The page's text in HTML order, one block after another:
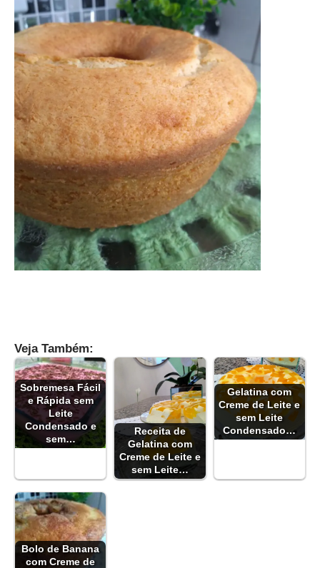
Veja Também:
Sobremesa Fácil
e Rápida sem
Leite
Condensado e
sem…
Receita de
Gelatina com
Creme de Leite e
sem Leite…
Gelatina com
Creme de Leite e
sem Leite
Condensado…
Bolo de Banana
com Creme de